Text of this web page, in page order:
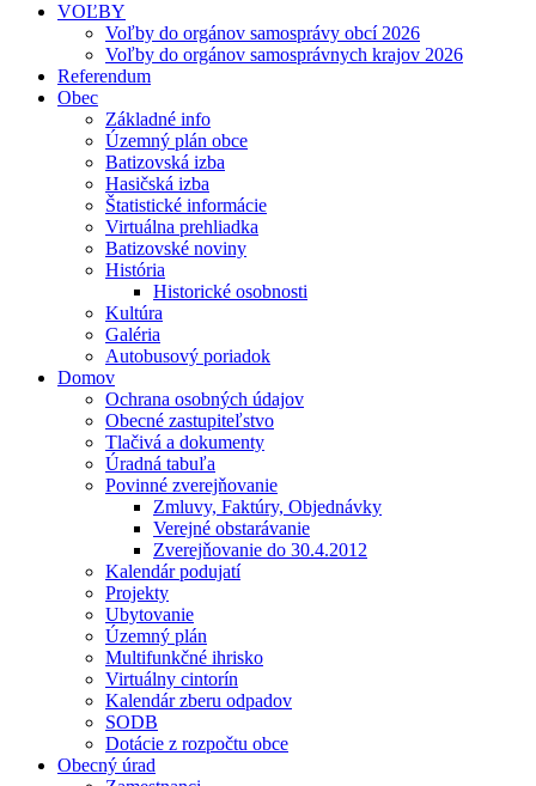
VOĽBY
Voľby do orgánov samosprávy obcí 2026
Voľby do orgánov samosprávnych krajov 2026
Referendum
Obec
Základné info
Územný plán obce
Batizovská izba
Hasičská izba
Štatistické informácie
Virtuálna prehliadka
Batizovské noviny
História
Historické osobnosti
Kultúra
Galéria
Autobusový poriadok
Domov
Ochrana osobných údajov
Obecné zastupiteľstvo
Tlačivá a dokumenty
Úradná tabuľa
Povinné zverejňovanie
Zmluvy, Faktúry, Objednávky
Verejné obstarávanie
Zverejňovanie do 30.4.2012
Kalendár podujatí
Projekty
Ubytovanie
Územný plán
Multifunkčné ihrisko
Virtuálny cintorín
Kalendár zberu odpadov
SODB
Dotácie z rozpočtu obce
Obecný úrad